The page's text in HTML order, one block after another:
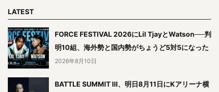
LATEST
FORCE FESTIVAL 2026にLil TjayとWatson──判
明10組、海外勢と国内勢がちょうど5対5になった
2026年8月10日
BATTLE SUMMIT III、明日8月11日にKアリーナ横